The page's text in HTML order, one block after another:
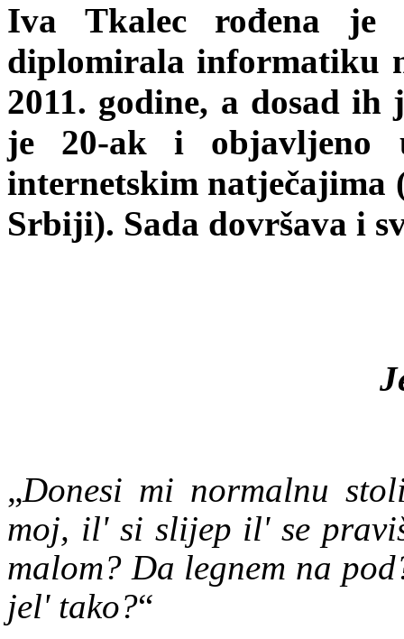
Iva Tkalec rođena je
diplomirala informatiku
2011. godine, a dosad
je 20-ak i objavljeno
internetskim
Srbiji). Sada dovršava i
„Donesi mi normalnu
moj, il' si slijep il' se
malom? Da legnem na
jel' tako?“